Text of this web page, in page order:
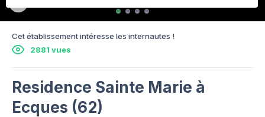
Cet établissement intéresse les internautes !
2881 vues
Residence Sainte Marie à
Ecques (62)